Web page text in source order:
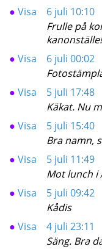
● Visa 6 juli 10:10
Frulle på
kanonställe!
● Visa 6 juli 00:02
● Visa 5 juli 17:48
Käkat. Nu
● Visa 5 juli 15:40
Bra namn,
● Visa 5 juli 11:49
Mot lunch i
● Visa 5 juli 09:42
Kådis
● Visa 4 juli 23:11
Säng. Bra